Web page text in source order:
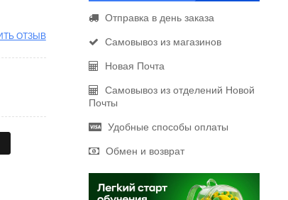
ОТЗЫВ
Отправка в день заказа
Самовывоз из магазинов
Новая Почта
Самовывоз из отделений Новой
Почты
Удобные способы оплаты
Обмен и возврат